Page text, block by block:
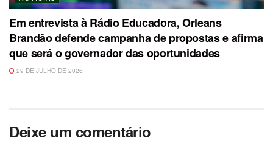
Em entrevista à Rádio Educadora, Orleans
Brandão defende campanha de propostas e afirma
que será o governador das oportunidades
29 DE JULHO DE 2026
Deixe um comentário